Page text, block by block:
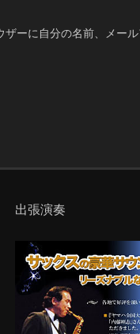
ーに自分の名前、メー
出張演奏